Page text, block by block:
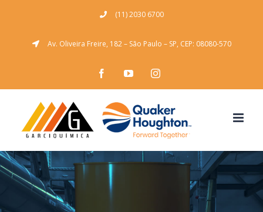
(11) 2030 6700
Av. Oliveira Freire, 182 – São Paulo – SP, CEP: 08080-570
FacebookYouTubeInstagram